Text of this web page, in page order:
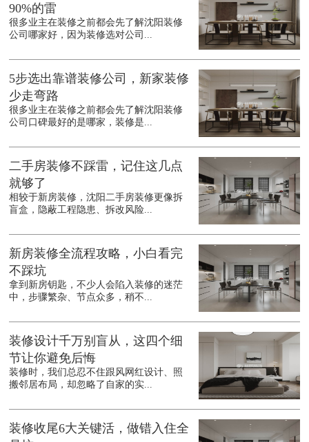
90%的雷
很多业主在装修之前都会先了解沈阳装修
公司哪家好，因为装修选对公司...
5步选出靠谱装修公司，新家装修
少走弯路
很多业主在装修之前都会先了解沈阳装修
公司口碑最好的是哪家，装修是...
二手房装修不踩雷，记住这几点
就够了
相较于新房装修，沈阳二手房装修更像拆
盲盒，隐蔽工程隐患、拆改风险...
新房装修全流程攻略，小白看完
不踩坑
拿到新房钥匙，不少人会陷入装修的迷茫
中，步骤繁杂、节点众多，稍不...
装修设计千万别盲从，这四个细
节让你避免后悔
装修时，我们总忍不住跟风网红设计、照
搬邻居布局，却忽略了自家的实...
装修收尾6大关键活，做错入住全